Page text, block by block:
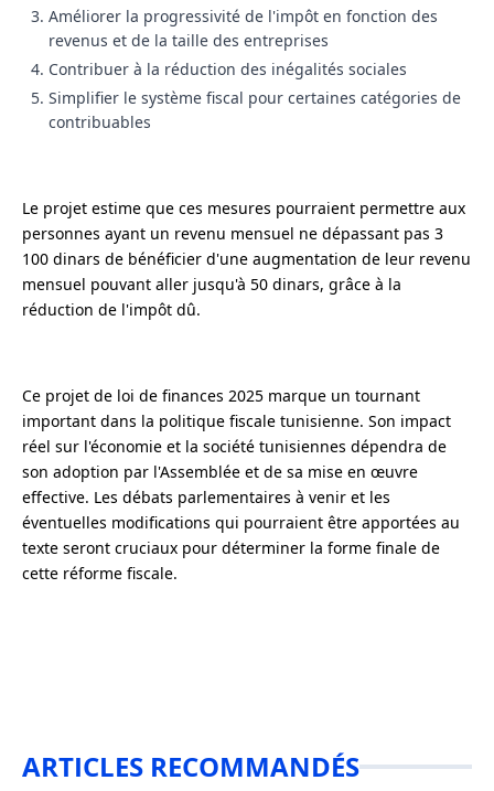
Améliorer la progressivité de l'impôt en fonction des
revenus et de la taille des entreprises
Contribuer à la réduction des inégalités sociales
Simplifier le système fiscal pour certaines catégories de
contribuables
Le projet estime que ces mesures pourraient permettre aux
personnes ayant un revenu mensuel ne dépassant pas 3
100 dinars de bénéficier d'une augmentation de leur revenu
mensuel pouvant aller jusqu'à 50 dinars, grâce à la
réduction de l'impôt dû.
Ce projet de loi de finances 2025 marque un tournant
important dans la politique fiscale tunisienne. Son impact
réel sur l'économie et la société tunisiennes dépendra de
son adoption par l'Assemblée et de sa mise en œuvre
effective. Les débats parlementaires à venir et les
éventuelles modifications qui pourraient être apportées au
texte seront cruciaux pour déterminer la forme finale de
cette réforme fiscale.
ARTICLES RECOMMANDÉS